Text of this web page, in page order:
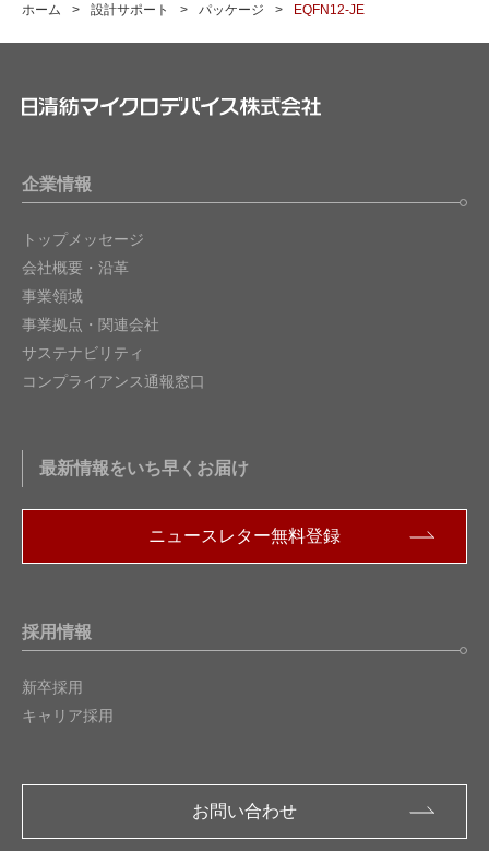
ホーム 設計サポート パッケージ EQFN12-JE
企業情報
トップメッセージ
会社概要・沿革
事業領域
事業拠点・関連会社
サステナビリティ
コンプライアンス通報窓口
最新情報をいち早くお届け
ニュースレター無料登録
採用情報
新卒採用
キャリア採用
お問い合わせ